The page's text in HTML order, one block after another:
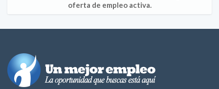
oferta de empleo activa.